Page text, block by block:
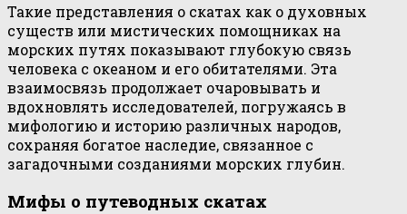
Такие представления о скатах как о духовных
существ или мистических помощниках на
морских путях показывают глубокую связь
человека с океаном и его обитателями. Эта
взаимосвязь продолжает очаровывать и
вдохновлять исследователей, погружаясь в
мифологию и историю различных народов,
сохраняя богатое наследие, связанное с
загадочными созданиями морских глубин.
Мифы о путеводных скатах